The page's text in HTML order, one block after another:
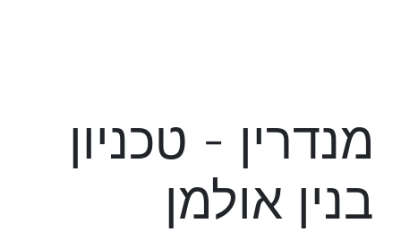
מנדרין - טכניון
בנין אולמן